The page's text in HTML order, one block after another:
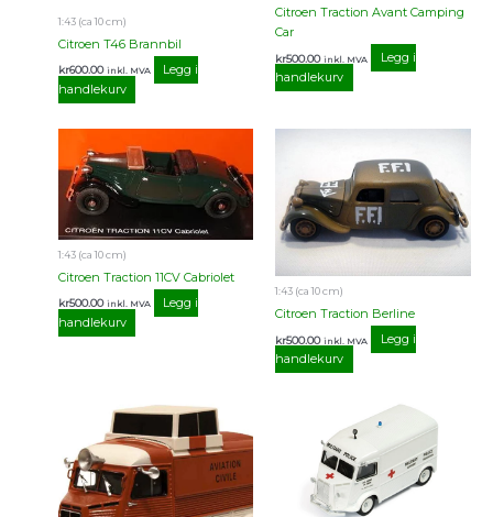
1:43 (ca 10 cm)
Citroen T46 Brannbil
kr600.00 inkl. MVA
Legg i
handlekurv
Citroen Traction Avant Camping
Car
kr500.00 inkl. MVA
Legg i
handlekurv
1:43 (ca 10 cm)
Citroen Traction 11CV Cabriolet
kr500.00 inkl. MVA
Legg i
handlekurv
1:43 (ca 10 cm)
Citroen Traction Berline
kr500.00 inkl. MVA
Legg i
handlekurv